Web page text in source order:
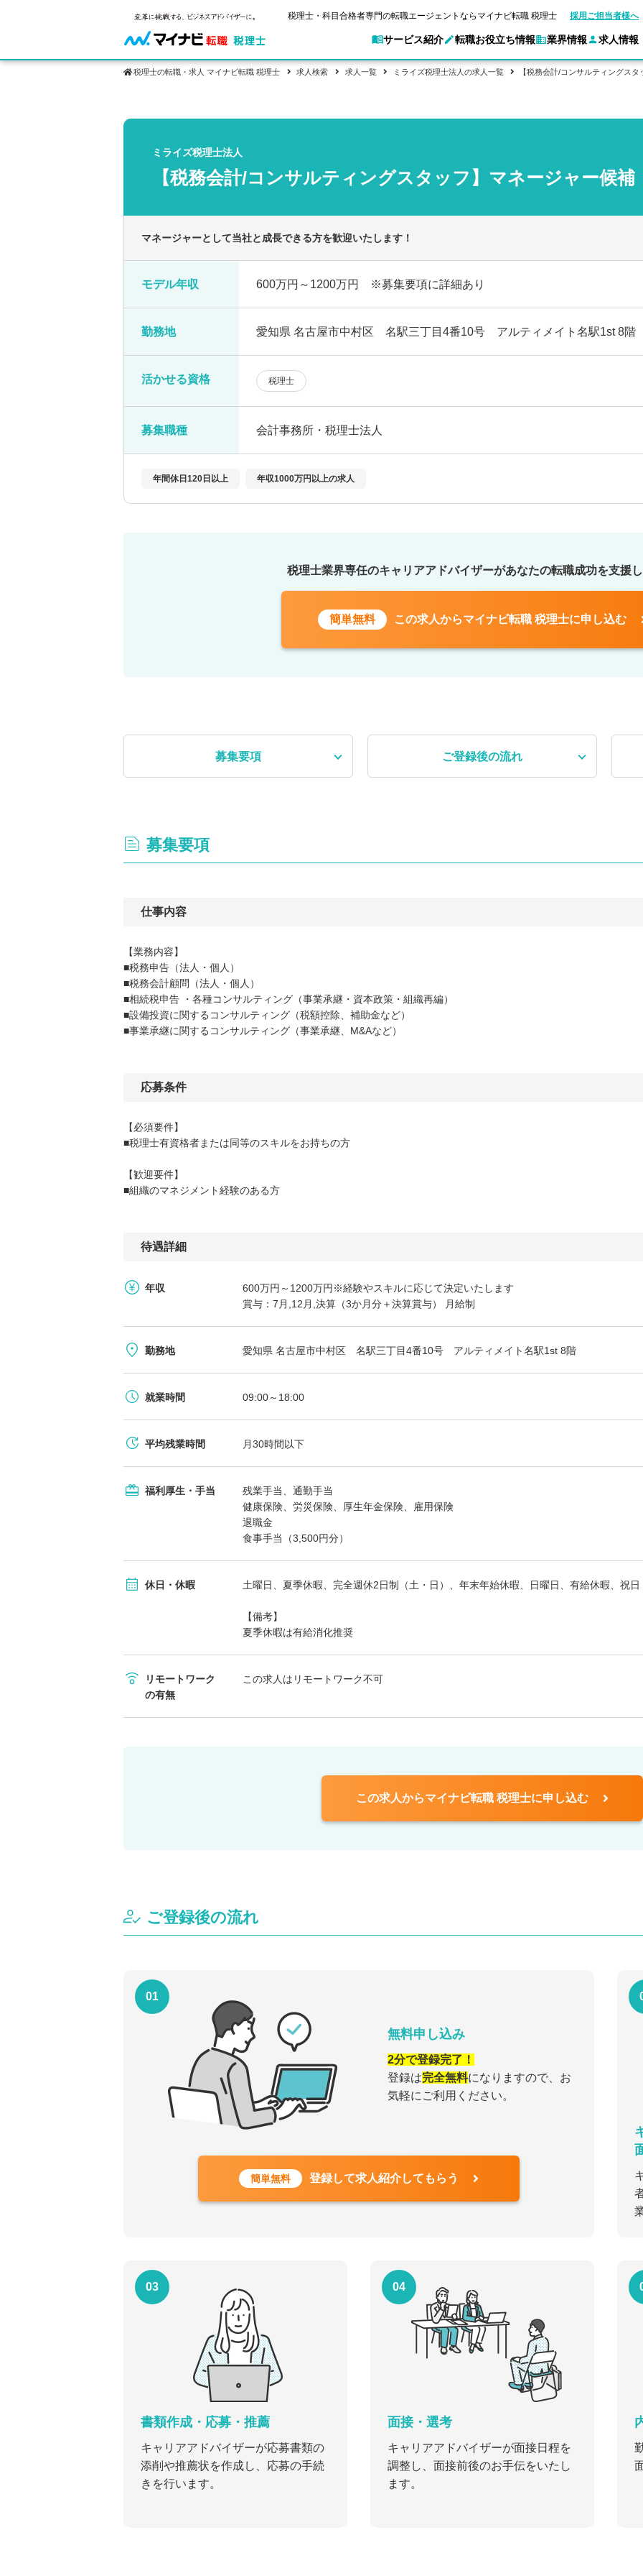
税理士・科目合格者専門の転職エージェントならマイナビ転職 税理士 採用ご担当者様へ
サービス紹介
サービス紹介
マイナビ転職 税理士とは？ ご利用ガイド
キ
よくあるご質問
転職お役立ち情報
転職お役立ち情報
ご状況別転職ガイド
2回目以降の転職の方へ
未経験分野への転職
転職活動お役
ストレス診断
業界情報
業界情報
税理士試験情報
税理士試験合格後の流れ
企業情報
求人情報
求人情報
保有資格別求人情報 業界別求人情報
コンサルティングファームへの転職
税理士の転職・求人 マイナビ転職 税理士 求人検索 求人一覧 ミライズ税理士法人の求人一覧 【税務会計/コンサルティングス
ミライズ税理士法人
【税務会計/コンサルティングスタッフ】マネージャー候補
マネージャーとして当社と成長できる方を歓迎いたします！
モデル年収 600万円～1200万円 ※募集要項に詳細あり
勤務地 愛知県 名古屋市中村区 名駅三丁目4番10号 アルティメイト名駅1st 8階
活かせる資格 税理士
募集職種 会計事務所・税理士法人
年間休日120日以上 年収1000万円以上の求人
税理士業界専任のキャリアアドバイザーがあなたの転職成功を支援
簡単無料 この求人からマイナビ転職 税理士に申し込む
募集要項 ご登録後の流れ
募集要項
仕事内容
【業務内容】
■税務申告（法人・個人）
■税務会計顧問（法人・個人）
■相続税申告 ・各種コンサルティング（事業承継・資本政策・組織再編）
■設備投資に関するコンサルティング（税額控除、補助金など）
■事業承継に関するコンサルティング（事業承継、M&Aなど）
応募条件
【必須要件】
■税理士有資格者または同等のスキルをお持ちの方
【歓迎要件】
■組織のマネジメント経験のある方
待遇詳細
年収
600万円～1200万円※経験やスキルに応じて決定いたします
賞与：7月,12月,決算（3か月分＋決算賞与） 月給制
勤務地 愛知県 名古屋市中村区 名駅三丁目4番10号 アルティメイト名駅1st 8階
就業時間 09:00～18:00
平均残業時間 月30時間以下
福利厚生・手当
残業手当、通勤手当
健康保険、労災保険、厚生年金保険、雇用保険
退職金
食事手当（3,500円分）
休日・休暇 土曜日、夏季休暇、完全週休2日制（土・日）、年末年始休暇、日曜日、有給休暇、祝日
【備考】
夏季休暇は有給消化推奨
リモートワーク
の有無
この求人はリモートワーク不可
この求人からマイナビ転職 税理士に申し込む
ご登録後の流れ
01
無料申し込み
2分で登録完了！
登録は完全無料になりますので、お
気軽にご利用ください。
簡単無料 登録して求人紹介してもらう
03
書類作成・応募・推薦
キャリアアドバイザーが応募書類の
添削や推薦状を作成し、応募の手続
きを行います。
04
面接・選考
キャリアアドバイザーが面接日程を
調整し、面接前後のお手伝をいたし
ます。